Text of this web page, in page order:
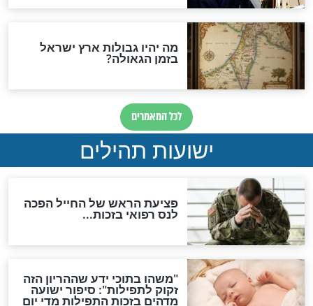
להמתקת הדינים וביטול
גזרות
סגולת ע"ב שמות הקודש
תפילה סגולית להמתקת